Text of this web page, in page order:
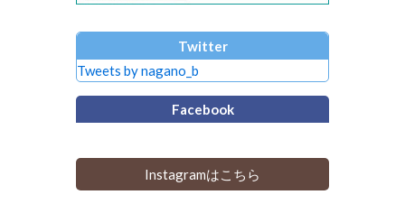
Twitter
Tweets by nagano_b
Facebook
Instagramはこちら